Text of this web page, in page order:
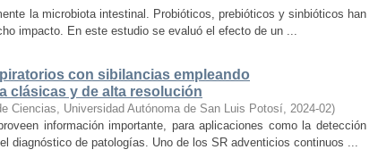
la microbiota intestinal. Probióticos, prebióticos y sinbióticos han
impacto. En este estudio se evaluó el efecto de un ...
con sibilancias empleando
clásicas y de alta resolución
Ciencias, Universidad Autónoma de San Luis Potosí, 2024-02)
información importante, para aplicaciones como la detección
diagnóstico de patologías. Uno de los SR adventicios continuos ...